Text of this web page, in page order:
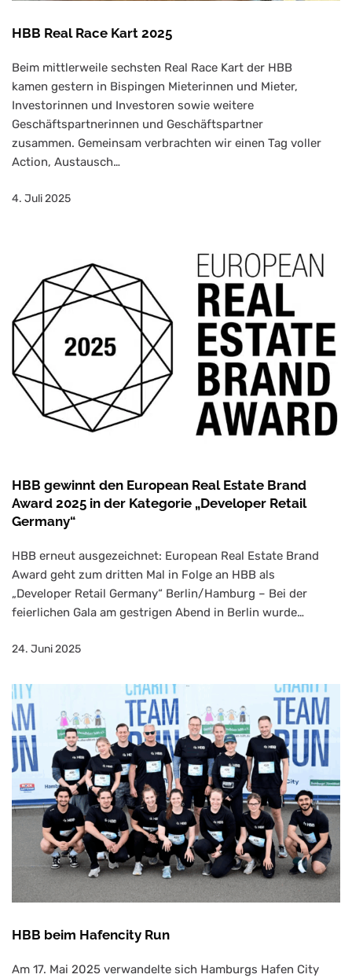
HBB Real Race Kart 2025
Beim mittlerweile sechsten Real Race Kart der HBB
kamen gestern in Bispingen Mieterinnen und Mieter,
Investorinnen und Investoren sowie weitere
Geschäftspartnerinnen und Geschäftspartner
zusammen. Gemeinsam verbrachten wir einen Tag voller
Action, Austausch…
4. Juli 2025
HBB gewinnt den European Real Estate Brand
Award 2025 in der Kategorie „Developer Retail
Germany“
HBB erneut ausgezeichnet: European Real Estate Brand
Award geht zum dritten Mal in Folge an HBB als
„Developer Retail Germany“ Berlin/Hamburg – Bei der
feierlichen Gala am gestrigen Abend in Berlin wurde…
24. Juni 2025
HBB beim Hafencity Run
Am 17. Mai 2025 verwandelte sich Hamburgs Hafen City